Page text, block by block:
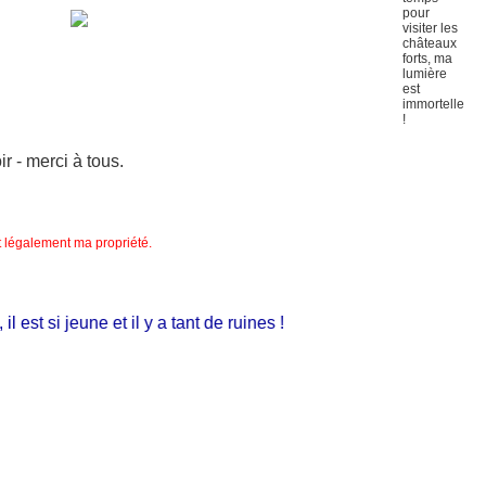
- merci à tous.
légalement ma propriété.
si jeune et il y a tant de ruines !